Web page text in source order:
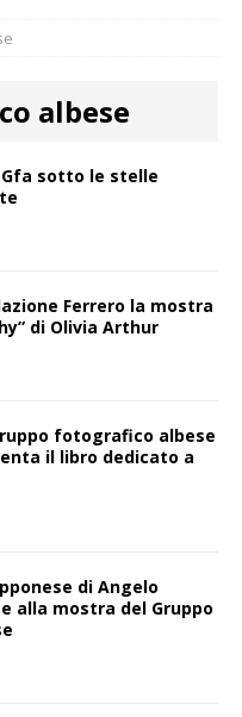
albese
sotto le stelle
Ferrero la mostra
di Olivia Arthur
fotografico albese
il libro dedicato a
di Angelo
alla mostra del Gruppo